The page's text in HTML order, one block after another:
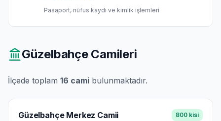
Pasaport, nüfus kaydı ve kimlik işlemleri
GüzelbahçeCamileri
İlçede toplam 16 cami bulunmaktadır.
Güzelbahçe Merkez Camii 800 kisi